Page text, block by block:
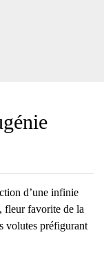
d’une infinie
fleur favorite de la
volutes préfigurant